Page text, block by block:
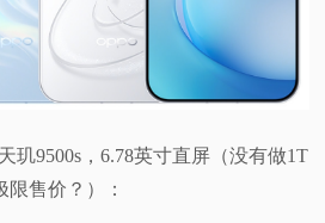
天玑9500s，6.78英寸直屏（没有做1T
售价？）：